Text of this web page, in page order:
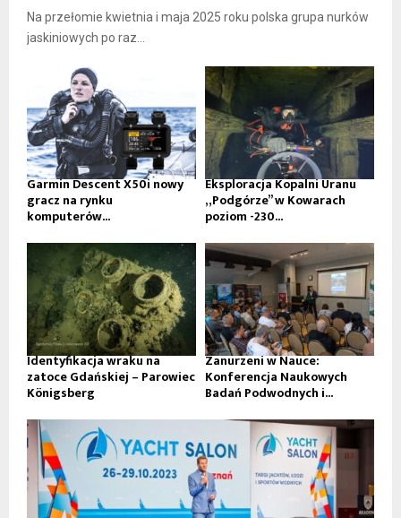
Na przełomie kwietnia i maja 2025 roku polska grupa nurków
jaskiniowych po raz...
Garmin Descent X50i nowy
gracz na rynku
komputerów...
Eksploracja Kopalni Uranu
„Podgórze” w Kowarach
poziom -230...
Identyfikacja wraku na
zatoce Gdańskiej – Parowiec
Königsberg
Zanurzeni w Nauce:
Konferencja Naukowych
Badań Podwodnych i...